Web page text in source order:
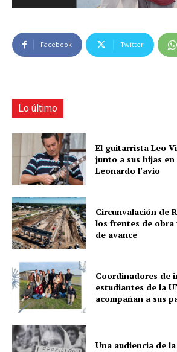
Facebook Twitter
Lo último
El guitarrista Leo
junto a sus hijas
Leonardo Favio
Circunvalación de
los frentes de obra
de avance
Coordinadores de
estudiantes de la
acompañan a sus
Una audiencia de